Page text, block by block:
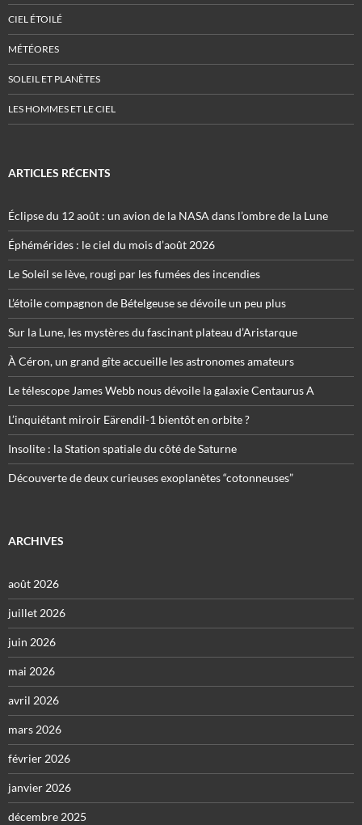
CIEL ÉTOILÉ
MÉTÉORES
SOLEIL ET PLANÈTES
LES HOMMES ET LE CIEL
ARTICLES RÉCENTS
Éclipse du 12 août : un avion de la NASA dans l’ombre de la Lune
Éphémérides : le ciel du mois d’août 2026
Le Soleil se lève, rougi par les fumées des incendies
L’étoile compagnon de Bételgeuse se dévoile un peu plus
Sur la Lune, les mystères du fascinant plateau d’Aristarque
À Céron, un grand gîte accueille les astronomes amateurs
Le télescope James Webb nous dévoile la galaxie Centaurus A
L’inquiétant miroir Eärendil-1 bientôt en orbite ?
Insolite : la Station spatiale du côté de Saturne
Découverte de deux curieuses exoplanètes “cotonneuses”
ARCHIVES
août 2026
juillet 2026
juin 2026
mai 2026
avril 2026
mars 2026
février 2026
janvier 2026
décembre 2025